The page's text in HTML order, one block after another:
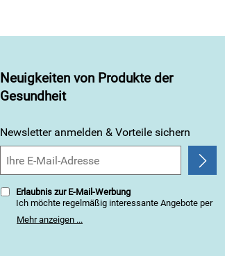
Neuigkeiten von Produkte der
Gesundheit
Newsletter anmelden & Vorteile sichern
Erlaubnis zur E-Mail-Werbung
Ich möchte regelmäßig interessante Angebote per
E-Mail erhalten. Meine E-Mail-Adresse wird nicht an
andere Unternehmen weitergegeben. Zu
Mehr anzeigen ...